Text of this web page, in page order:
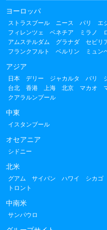
ヨーロッパ
ストラスブール ニース パリ エ
フィレンツェ
ベネチア ミラノ
アムステルダム
グラナダ セビリ
フランクフルト
ベルリン ミュン
アジア
日本 デリー ジャカルタ バリ
台北
香港 上海 北京 マカオ
クアラルンプール
中東
イスタンブール
オセアニア
シドニー
北米
グアム サイパン ハワイ シカゴ
トロント
中南米
サンパウロ